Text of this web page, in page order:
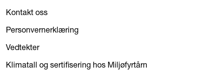
Kontakt oss
Personvernerklæring
Vedtekter
Klimatall og sertifisering hos Miljøfyrtårn